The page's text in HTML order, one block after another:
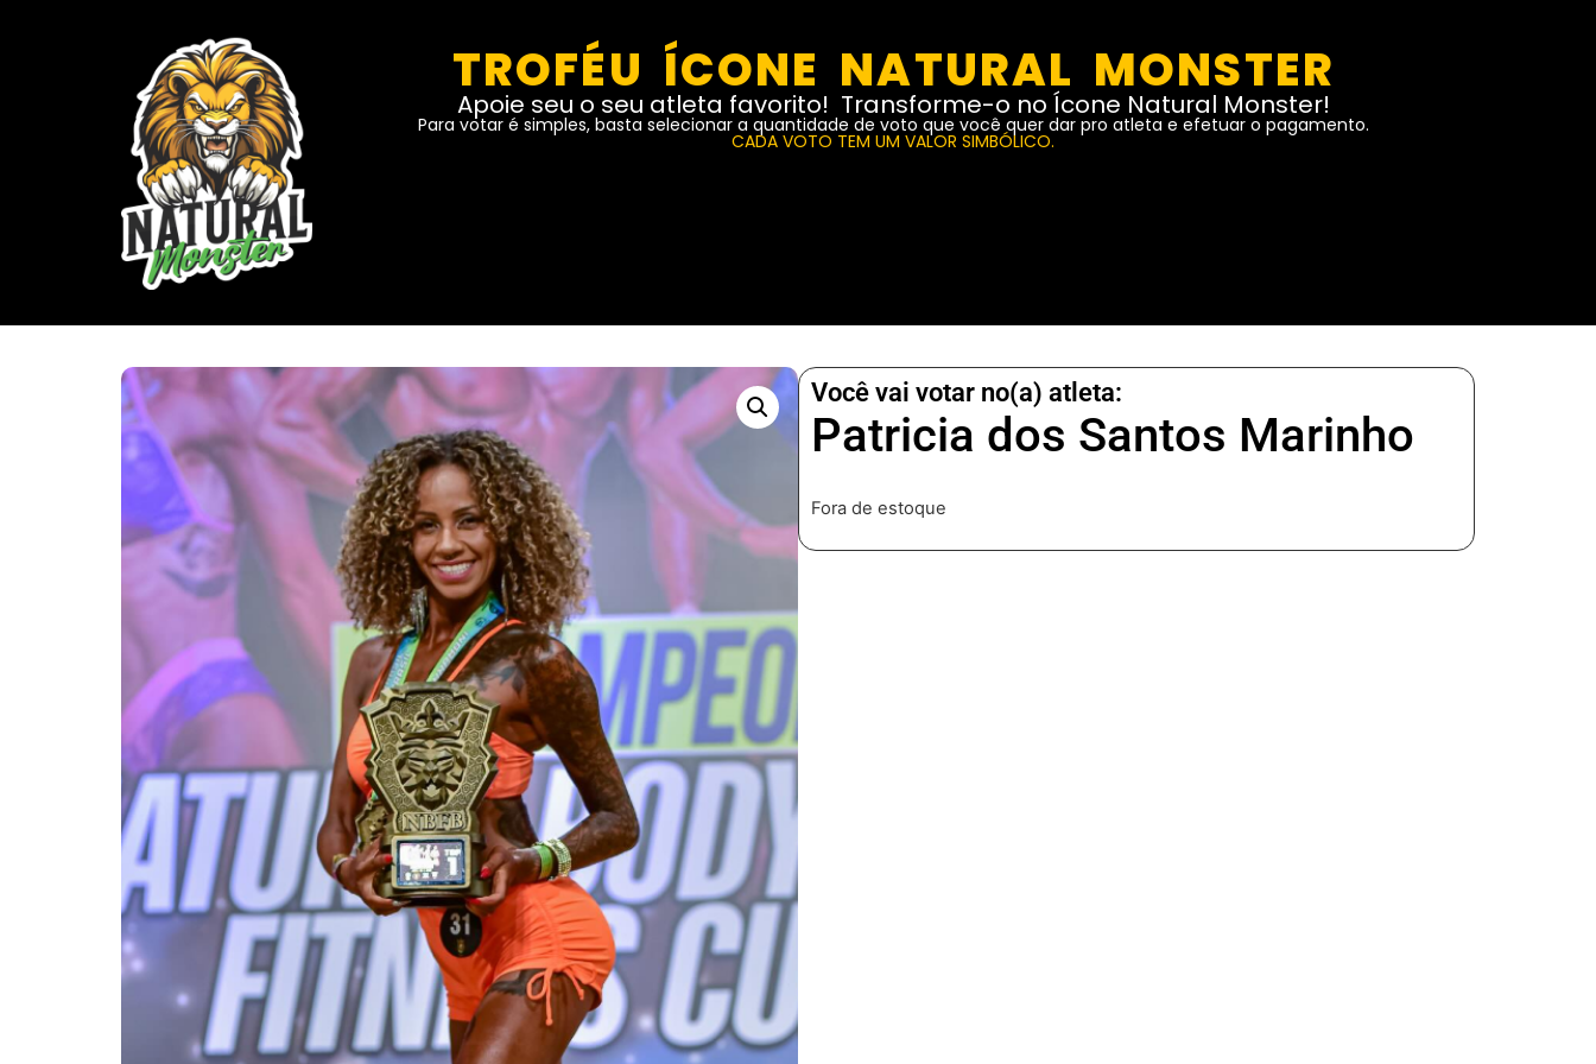
TROFÉU ÍCONE NATURAL MONSTER
Apoie seu o seu atleta favorito! Transforme-o no Ícone Natural Monster!
Para votar é simples, basta selecionar a quantidade de voto que você quer dar pro atleta e efetuar o pagamento.
CADA VOTO TEM UM VALOR SIMBÓLICO.
Você vai votar no(a) atleta:
Patricia dos Santos Marinho
Fora de estoque